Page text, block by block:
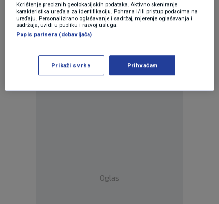
Oglas
Oglas
Korištenje preciznih geolokacijskih podataka. Aktivno skeniranje
karakteristika uređaja za identifikaciju. Pohrana i/ili pristup podacima na
uređaju. Personalizirano oglašavanje i sadržaj, mjerenje oglašavanja i
sadržaja, uvidi u publiku i razvoj usluga.
Popis partnera (dobavljača)
Prikaži svrhe Prihvaćam